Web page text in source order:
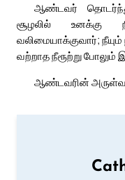
ஆண்டவர்
சூழலில் உனக்கு
வலிமையாக்குவார்;
வற்றாத நீரூற்று போலும்
ஆண்டவரின்